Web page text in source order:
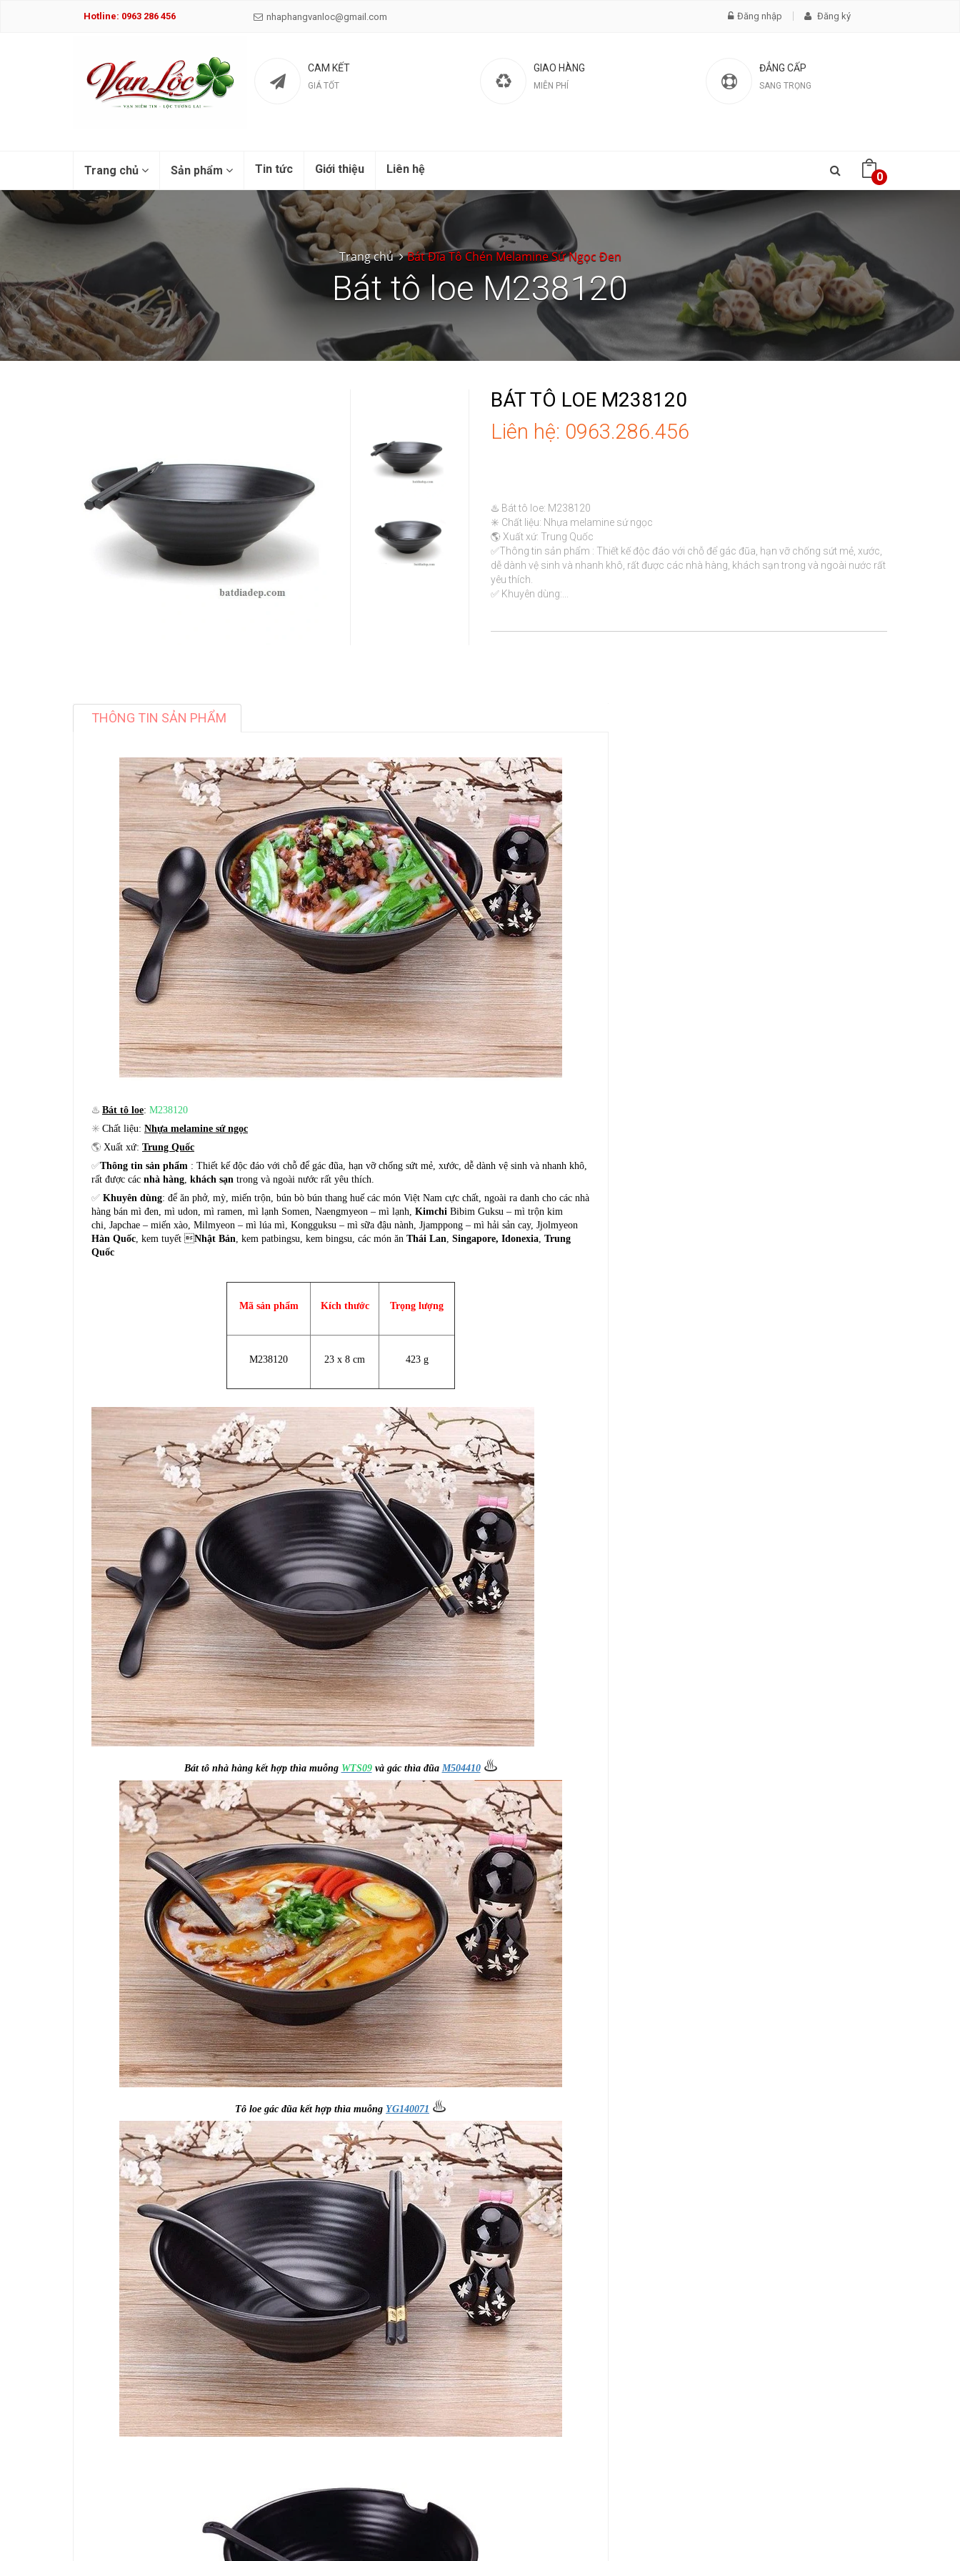
Hotline: 0963 286 456 nhaphangvanloc@gmail.com Đăng nhập Đăng ký
CAM KẾT
GIÁ TỐT
GIAO HÀNG
MIỄN PHÍ
ĐẲNG CẤP
SANG TRỌNG
0
Trang chủ Sản phẩm Tin tức Giới thiệu Liên hệ
Trang chủ Bát Đĩa Tô Chén Melamine Sứ Ngọc Đen
Bát tô loe M238120
BÁT TÔ LOE M238120
Liên hệ: 0963.286.456
♨️ Bát tô loe: M238120
✳️ Chất liệu: Nhựa melamine sứ ngọc
🌎 Xuất xứ: Trung Quốc
✅Thông tin sản phẩm : Thiết kế độc đáo với chỗ để gác đũa, hạn vỡ chống sứt mẻ, xước,
dễ dành vệ sinh và nhanh khô, rất được các nhà hàng, khách sạn trong và ngoài nước rất
yêu thích.
✅ Khuyên dùng:...
THÔNG TIN SẢN PHẨM
♨️ Bát tô loe: M238120
✳️ Chất liệu: Nhựa melamine sứ ngọc
🌎 Xuất xứ: Trung Quốc
✅Thông tin sản phẩm : Thiết kế độc đáo với chỗ để gác đũa, hạn vỡ chống sứt mẻ, xước, dễ dành vệ sinh và nhanh khô,
rất được các nhà hàng, khách sạn trong và ngoài nước rất yêu thích.
✅ Khuyên dùng: để ăn phở, mỳ, miến trộn, bún bò bún thang huế các món Việt Nam cực chất, ngoài ra danh cho các nhà
hàng bán mì đen, mì udon, mì ramen, mì lạnh Somen, Naengmyeon – mì lạnh, Kimchi Bibim Guksu – mì trộn kim
chi, Japchae – miến xào, Milmyeon – mì lúa mì, Kongguksu – mì sữa đậu nành, Jjamppong – mì hải sản cay, Jjolmyeon
Hàn Quốc, kem tuyết Nhật Bản, kem patbingsu, kem bingsu, các món ăn Thái Lan, Singapore, Idonexia, Trung
Quốc
Mã sản phẩm Kích thước Trọng lượng
M238120 23 x 8 cm 423 g
Bát tô nhà hàng kết hợp thìa muỗng WTS09và gác thìa đũa M504410 ♨️
Tô loe gác đũa kết hợp thìa muỗng YG140071 ♨️